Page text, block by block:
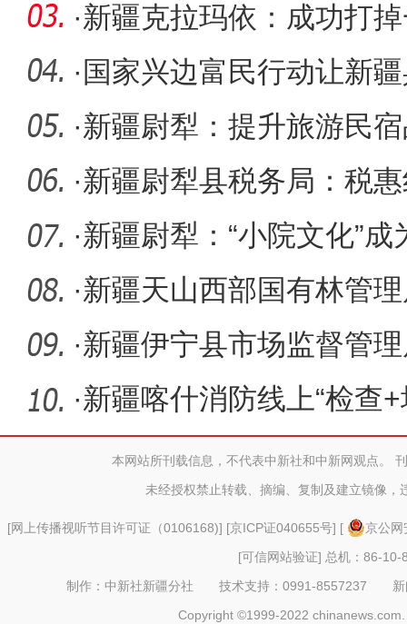
·新疆克拉玛依：成功打
一体
· 国家兴边富民行动让新
感满满
·新疆尉犁：提升旅游民
·新疆尉犁县税务局：税
·新疆尉犁：“小院文化”
·新疆天山西部国有林管
+森林警长
·新疆伊宁县市场监督管
疫情防控
·新疆喀什消防线上“检查
本网站所刊载信息，不代表中新社和中新网观点。
未经授权禁止转载、摘编、复制及建立镜像，
[网上传播视听节目许可证（0106168)] [京ICP证040655号] [
京公
[可信网站验证] 总机：86-10-
制作：中新社新疆分社 技术支持：0991-8557237
Copyright ©1999-2022